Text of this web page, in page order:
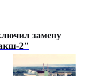
замену
2"